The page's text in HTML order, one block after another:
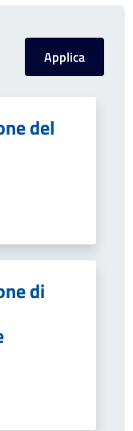
del
di